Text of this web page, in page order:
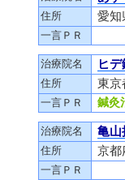
住所 愛
一言ＰＲ
治療院名 ヒ
住所 東京
一言ＰＲ 鍼灸
治療院名 亀山
住所 京都
一言ＰＲ